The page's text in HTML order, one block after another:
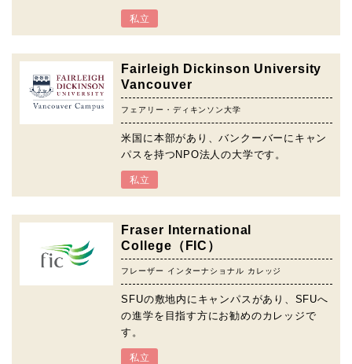
私立
Fairleigh Dickinson University
Vancouver
フェアリー・ディキンソン大学
米国に本部があり、バンクーバーにキャン
パスを持つNPO法人の大学です。
私立
Fraser International
College（FIC）
フレーザー インターナショナル カレッジ
SFUの敷地内にキャンパスがあり、SFUへ
の進学を目指す方にお勧めのカレッジで
す。
私立